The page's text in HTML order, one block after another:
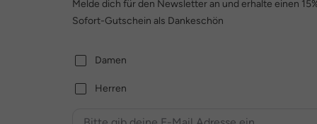
Melde dich für den Newsletter an und erhalte einen
Sofort-Gutschein als Dankeschön
Damen
Herren